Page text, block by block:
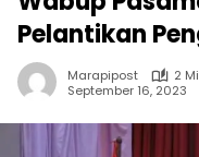
Pelantikan
Marapipost
2
September 16, 2023